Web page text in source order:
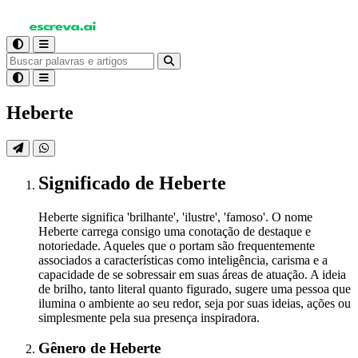
Heberte
Significado de Heberte
Heberte significa 'brilhante', 'ilustre', 'famoso'. O nome
Heberte carrega consigo uma conotação de destaque e
notoriedade. Aqueles que o portam são frequentemente
associados a características como inteligência, carisma e a
capacidade de se sobressair em suas áreas de atuação. A ideia
de brilho, tanto literal quanto figurado, sugere uma pessoa que
ilumina o ambiente ao seu redor, seja por suas ideias, ações ou
simplesmente pela sua presença inspiradora.
Gênero de Heberte